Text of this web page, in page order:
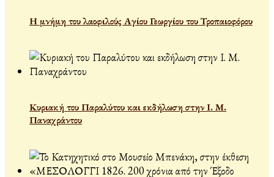
Η μνήμη του λαοφιλούς Αγίου Γεωργίου του Τροπαιοφόρου
Κυριακή του Παραλύτου και εκδήλωση στην Ι. Μ.
Παναχράντου